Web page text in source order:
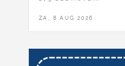
ZA, 8 AUG 2026